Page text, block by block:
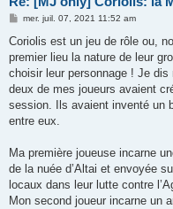
M
s
a
g
mer. juil. 07, 2021 11:52 am
Coriolis est un jeu de rôle ou,
premier lieu la nature de leur
choisir leur personnage ! Je
deux de mes joueurs avaient
session. Ils avaient inventé un
entre eux.
Ma première joueuse incarne
de la nuée d’Altai et envoyée
locaux dans leur lutte contre
Mon second joueur incarne un